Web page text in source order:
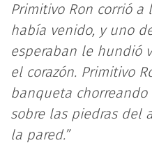
Primitivo Ron corrió
había venido, y uno
esperaban le hundió
el corazón. Primitivo
banqueta chorreando
sobre las piedras del
la pared.”